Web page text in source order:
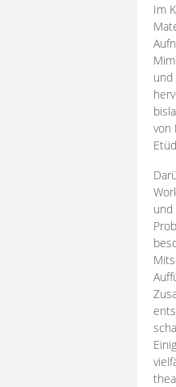
Im
und
von
und